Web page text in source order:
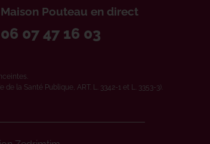
Maison Pouteau en direct
06 07 47 16 03
la Santé Publique, ART. L. 3342-1 et L. 3353-3).